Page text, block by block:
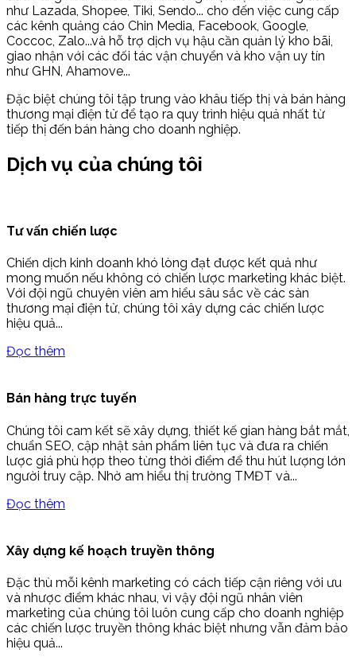
như Lazada, Shopee, Tiki, Sendo... cho đến việc cung cấp
các kênh quảng cáo Chin Media, Facebook, Google,
Coccoc, Zalo...và hỗ trợ dịch vụ hậu cần quản lý kho bãi,
giao nhận với các đối tác vận chuyển và kho vận uy tín
như GHN, Ahamove...
Đặc biệt chúng tôi tập trung vào khâu tiếp thị và bán hàng
thương mại điện tử để tạo ra quy trình hiệu quả nhất từ
tiếp thị đến bán hàng cho doanh nghiệp.
Dịch vụ của chúng tôi
Tư vấn chiến lược
Chiến dịch kinh doanh khó lòng đạt được kết quả như
mong muốn nếu không có chiến lược marketing khác biệt.
Với đội ngũ chuyên viên am hiểu sâu sắc về các sàn
thương mại điện tử, chúng tôi xây dựng các chiến lược
hiệu quả...
Đọc thêm
Bán hàng trực tuyến
Chúng tôi cam kết sẽ xây dựng, thiết kế gian hàng bắt mắt,
chuẩn SEO, cập nhật sản phẩm liên tục và đưa ra chiến
lược giá phù hợp theo từng thời điểm để thu hút lượng lớn
người truy cập. Nhờ am hiểu thị trường TMĐT và...
Đọc thêm
Xây dựng kế hoạch truyền thông
Đặc thù mỗi kênh marketing có cách tiếp cận riêng với ưu
và nhược điểm khác nhau, vì vậy đội ngũ nhân viên
marketing của chúng tôi luôn cung cấp cho doanh nghiệp
các chiến lược truyền thông khác biệt nhưng vẫn đảm bảo
hiệu quả...